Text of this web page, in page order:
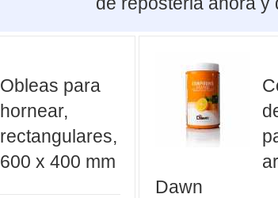
Obleas para
hornear,
rectangulares,
600 x 400 mm
Dawn